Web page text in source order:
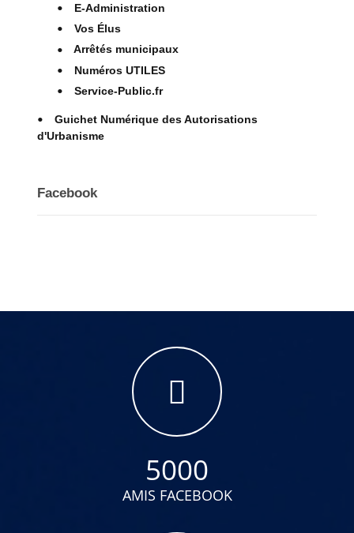
E-Administration
Vos Élus
Arrêtés municipaux
Numéros UTILES
Service-Public.fr
Guichet Numérique des Autorisations
d'Urbanisme
Facebook
5000
AMIS FACEBOOK